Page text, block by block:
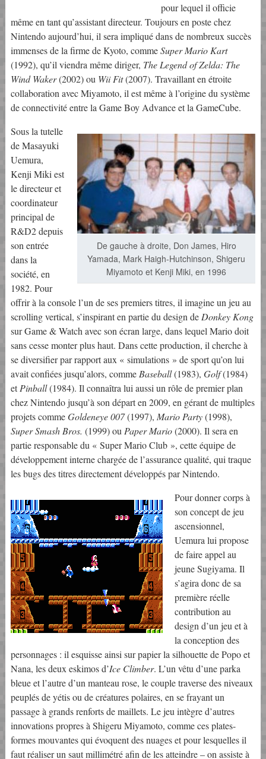
pour lequel il officie
même en tant qu’assistant directeur. Toujours en poste chez
Nintendo aujourd’hui, il sera impliqué dans de nombreux succès
immenses de la firme de Kyoto, commeSuper Mario Kart
(1992), qu’il viendra même diriger, The Legend of Zelda: The
Wind Waker(2002) ou Wii Fit(2007). Travaillant en étroite
collaboration avec Miyamoto, il est même à l’origine du système
de connectivité entre la Game Boy Advance et la GameCube.
De gauche à droite, Don James, Hiro
Yamada, Mark Haigh-Hutchinson, Shigeru
Miyamoto et Kenji Miki, en 1996
Sous la tutelle
de Masayuki
Uemura,
Kenji Miki est
le directeur et
coordinateur
principal de
R&D2 depuis
son entrée
dans la
société, en
1982. Pour
offrir à la console l’un de ses premiers titres, il imagine un jeu au
scrolling vertical, s’inspirant en partie du design de Donkey Kong
sur Game & Watch avec son écran large, dans lequel Mario doit
sans cesse monter plus haut. Dans cette production, il cherche à
se diversifier par rapport aux « simulations » de sport qu’on lui
avait confiées jusqu’alors, comme Baseball(1983), Golf(1984)
etPinball(1984). Il connaîtra lui aussi un rôle de premier plan
chez Nintendo jusqu’à son départ en 2009, en gérant de multiples
projets commeGoldeneye 007(1997), Mario Party(1998),
Super Smash Bros. (1999) ou Paper Mario(2000). Il sera en
partie responsable du « Super Mario Club », cette équipe de
développement interne chargée de l’assurance qualité, qui traque
les bugs des titres directement développés par Nintendo.
Pour donner corps à
son concept de jeu
ascensionnel,
Uemura lui propose
de faire appel au
jeune Sugiyama. Il
s’agira donc de sa
première réelle
contribution au
design d’un jeu et à
la conception des
personnages : il esquisse ainsi sur papier la silhouette de Popo et
Nana, les deux eskimos d’Ice Climber. L’un vêtu d’une parka
bleue et l’autre d’un manteau rose, le couple traverse des niveaux
peuplés de yétis ou de créatures polaires, en se frayant un
passage à grands renforts de maillets. Le jeu intègre d’autres
innovations propres à Shigeru Miyamoto, comme ces plates-
formes mouvantes qui évoquent des nuages et pour lesquelles il
faut réaliser un saut millimétré afin de les atteindre – on assiste à